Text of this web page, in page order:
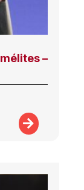
–